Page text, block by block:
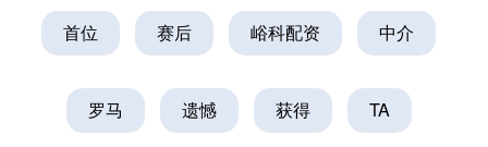
首位 赛后 峪科配资 中介
罗马 遗憾 获得 TA